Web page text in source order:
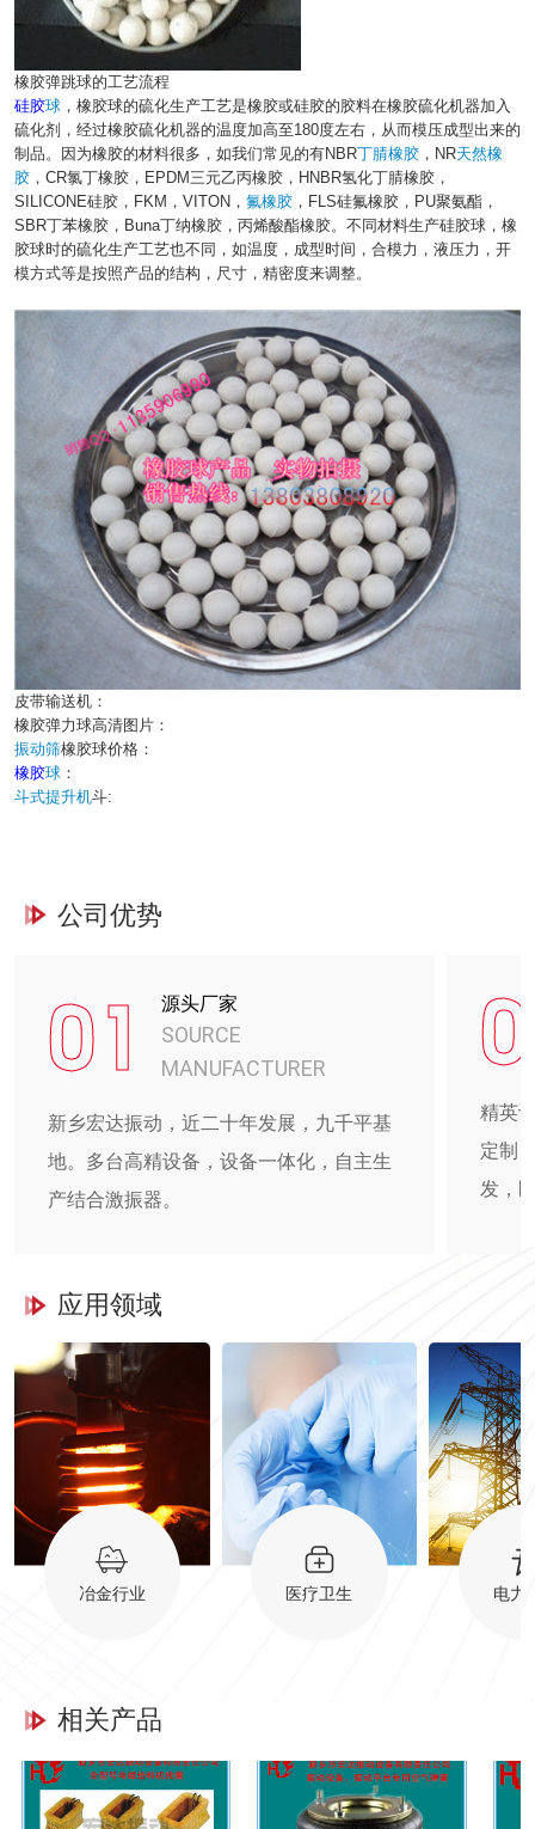
橡胶弹跳球的工艺流程
硅胶球 ，橡胶球的硫化生产工艺是橡胶或硅胶的胶料在橡胶硫化机器加入
硫化剂，经过橡胶硫化机器的温度加高至180度左右，从而模压成型出来的
制品。因为橡胶的材料很多，如我们常见的有NBR丁腈橡胶 ，NR天然橡
胶 ，CR氯丁橡胶，EPDM三元乙丙橡胶，HNBR氢化丁腈橡胶，
SILICONE硅胶，FKM，VITON， 氟橡胶 ，FLS硅氟橡胶，PU聚氨酯，
SBR丁苯橡胶，Buna丁纳橡胶，丙烯酸酯橡胶。不同材料生产硅胶球，橡
胶球时的硫化生产工艺也不同，如温度，成型时间，合模力，液压力，开
模方式等是按照产品的结构，尺寸，精密度来调整。
皮带输送机：
橡胶弹力球高清图片：
振动筛橡胶球价格：
橡胶球 ：
斗式提升机斗:
公司优势
01 源头厂家
SOURCE
MANUFACTURER
新乡宏达振动，近二十年发展，九千平基
地。多台高精设备，设备一体化，自主生
产结合激振器。
精英
定制
发，
应用领域
冶金行业 医疗卫生 电力
相关产品